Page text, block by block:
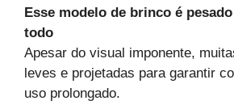
Esse modelo de brinco é
todo
Apesar do visual imponente,
leves e projetadas para garantir
uso prolongado.